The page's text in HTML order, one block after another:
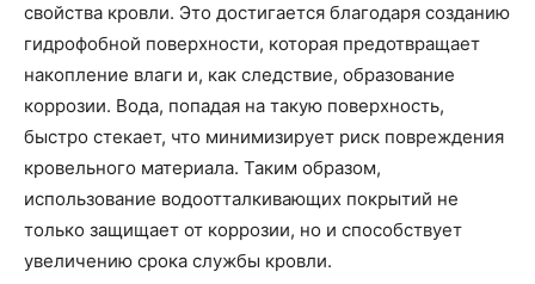
свойства кровли. Это достигается благодаря созданию
гидрофобной поверхности, которая предотвращает
накопление влаги и, как следствие, образование
коррозии. Вода, попадая на такую поверхность,
быстро стекает, что минимизирует риск повреждения
кровельного материала. Таким образом,
использование водоотталкивающих покрытий не
только защищает от коррозии, но и способствует
увеличению срока службы кровли.